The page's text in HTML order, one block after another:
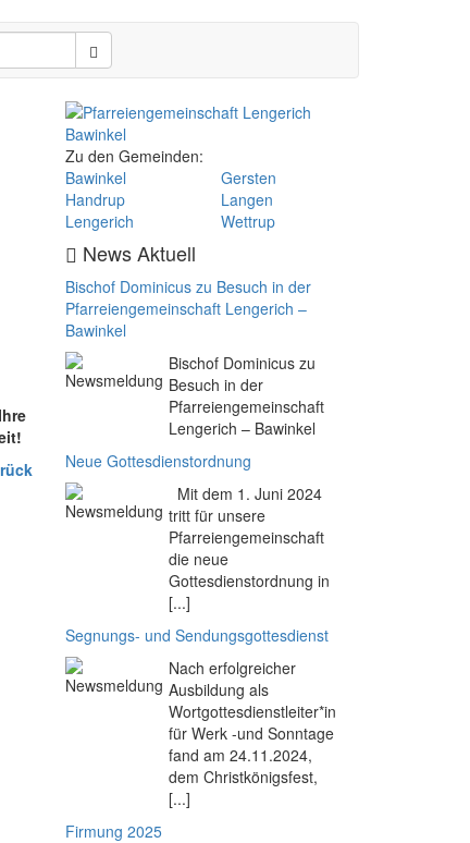
Zu den Gemeinden:
Bawinkel
Gersten
Handrup
Langen
Lengerich
Wettrup
News Aktuell
Bischof Dominicus zu Besuch in der
Pfarreiengemeinschaft Lengerich –
Bawinkel
Bischof Dominicus zu
Besuch in der
Pfarreiengemeinschaft
Lengerich – Bawinkel
Neue Gottesdienstordnung
Mit dem 1. Juni 2024
tritt für unsere
Pfarreiengemeinschaft
die neue
Gottesdienstordnung in
[...]
Segnungs- und Sendungsgottesdienst
Nach erfolgreicher
Ausbildung als
Wortgottesdienstleiter*in
für Werk -und Sonntage
fand am 24.11.2024,
dem Christkönigsfest,
[...]
Firmung 2025